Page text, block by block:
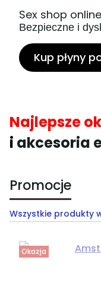
Sex shop online
Bezpieczne i
Kup płyny
Najlepsze
i akcesoria
Promocje
Wszystkie produkty
Okazja